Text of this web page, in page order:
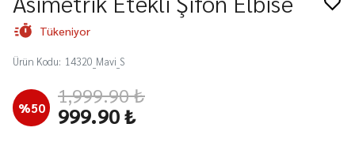
Tükeniyor
Ürün Kodu: 14320_Mavi_S
%50 1,999.90 ₺
999.90 ₺